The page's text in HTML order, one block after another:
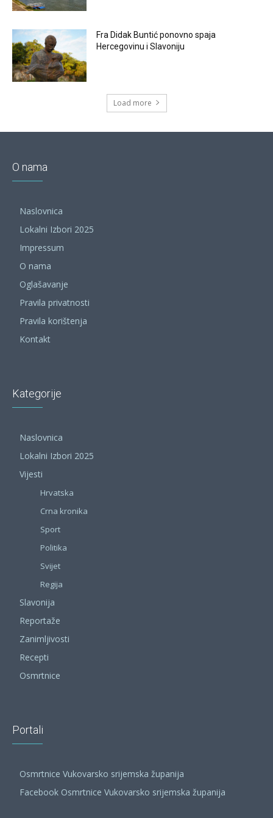
Fra Didak Buntić ponovno spaja
Hercegovinu i Slavoniju
Load more
O nama
Naslovnica
Lokalni Izbori 2025
Impressum
O nama
Oglašavanje
Pravila privatnosti
Pravila korištenja
Kontakt
Kategorije
Naslovnica
Lokalni Izbori 2025
Vijesti
Hrvatska
Crna kronika
Sport
Politika
Svijet
Regija
Slavonija
Reportaže
Zanimljivosti
Recepti
Osmrtnice
Portali
Osmrtnice Vukovarsko srijemska županija
Facebook Osmrtnice Vukovarsko srijemska županija